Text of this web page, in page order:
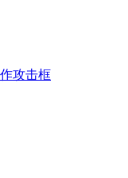
攻击框